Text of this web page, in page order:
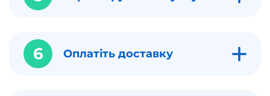
6 Оплатіть доставку